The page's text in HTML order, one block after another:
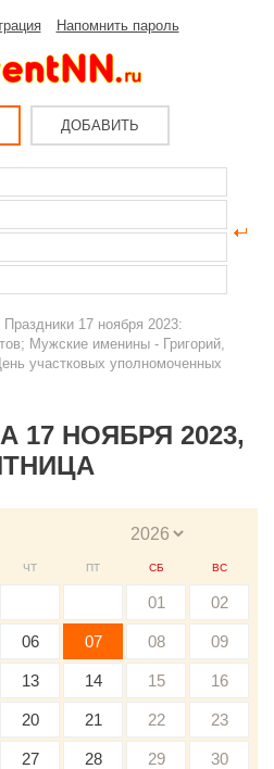
Напомнить пароль
ДОБАВИТЬ
Праздники 17 ноября 2023:
Мужские именины - Григорий,
участковых уполномоченных
17 НОЯБРЯ 2023,
ЧТ ПТ СБ ВС
01 02
06 07 08 09
13 14 15 16
20 21 22 23
27 28 29 30